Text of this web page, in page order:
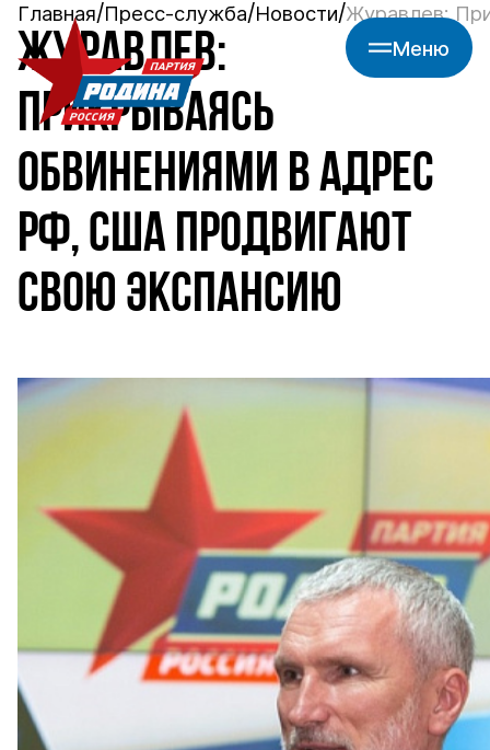
Меню
Главная Пресс-служба Новости Журавлев:
ЖУРАВЛЕВ:
ПРИКРЫВАЯСЬ
ОБВИНЕНИЯМИ В АДРЕС
РФ, США ПРОДВИГАЮТ
СВОЮ ЭКСПАНСИЮ